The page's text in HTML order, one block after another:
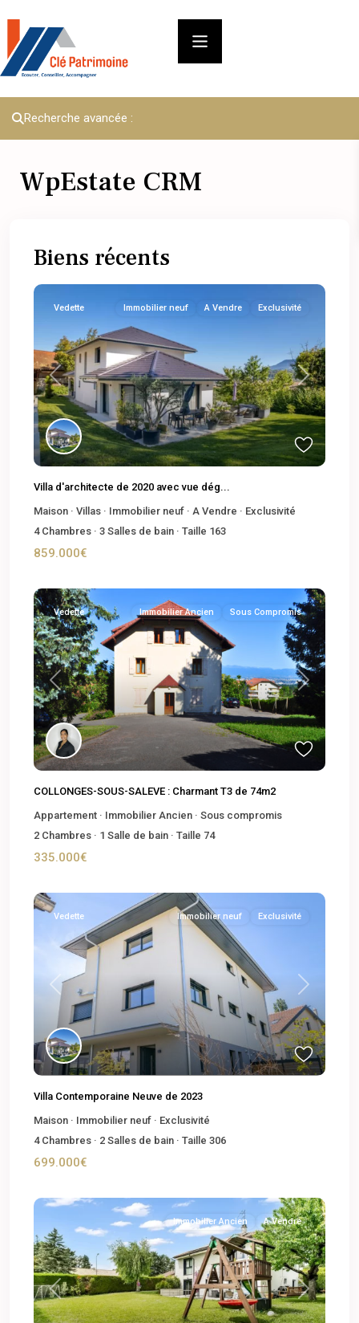
Recherche avancée :
WpEstate CRM
Biens récents
Previous Next
Vedette Immobilier neuf A Vendre Exclusivité
Villa d'architecte de 2020 avec vue dég...
Maison · Villas · Immobilier neuf · A Vendre · Exclusivité
4Chambres · 3 Salles de bain · Taille 163
859.000€
Previous Next
Vedette Immobilier Ancien Sous Compromis
COLLONGES-SOUS-SALEVE : Charmant T3 de 74m2
Appartement · Immobilier Ancien · Sous compromis
2 Chambres · 1 Salle de bain · Taille 74
335.000€
Previous Next
Vedette Immobilier neuf Exclusivité
Villa Contemporaine Neuve de 2023
Maison · Immobilier neuf · Exclusivité
4Chambres · 2 Salles de bain · Taille 306
699.000€
Previous Next
Immobilier Ancien A Vendre